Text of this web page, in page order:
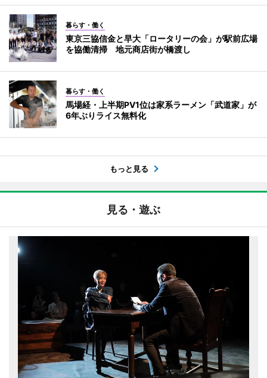
暮らす・働く
東京三協信金と早大「ロータリーの会」が駅前広場
を協働清掃 地元商店街が橋渡し
暮らす・働く
馬場経・上半期PV1位は家系ラーメン「武道家」が
6年ぶりライス無料化
もっと見る
見る・遊ぶ